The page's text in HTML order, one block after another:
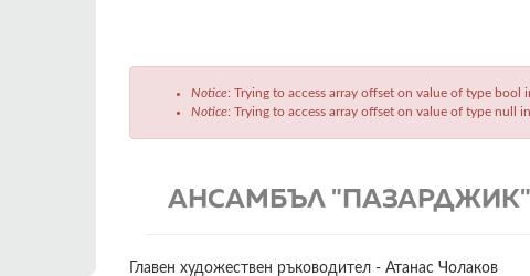
Съобщение
грешка
Notice: Trying to access array offset on value of type bool
Notice: Trying to access array offset on value of type null in
АНСАМБЪЛ "ПАЗАРДЖИК"
Главен художествен ръководител - Атанас Чолаков